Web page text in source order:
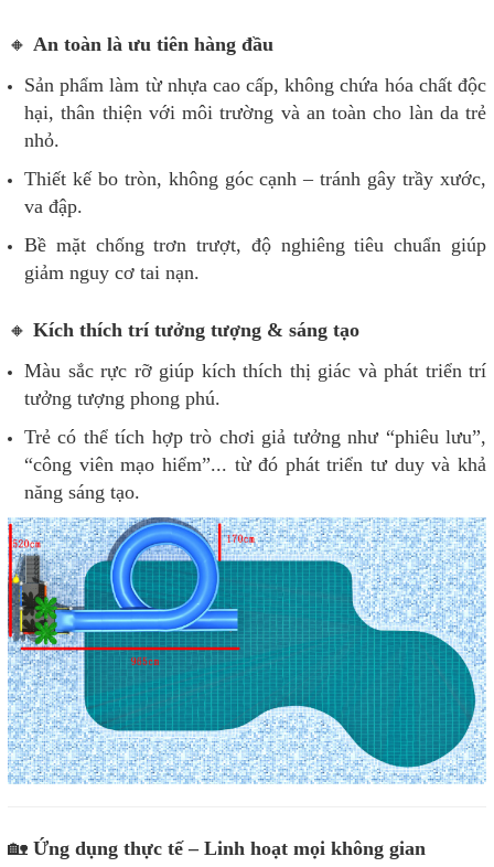
🔸 An toàn là ưu tiên hàng đầu
Sản phẩm làm từ nhựa cao cấp, không chứa hóa chất độc
hại, thân thiện với môi trường và an toàn cho làn da trẻ
nhỏ.
Thiết kế bo tròn, không góc cạnh – tránh gây trầy xước,
va đập.
Bề mặt chống trơn trượt, độ nghiêng tiêu chuẩn giúp
giảm nguy cơ tai nạn.
🔸 Kích thích trí tưởng tượng & sáng tạo
Màu sắc rực rỡ giúp kích thích thị giác và phát triển trí
tưởng tượng phong phú.
Trẻ có thể tích hợp trò chơi giả tưởng như “phiêu lưu”,
“công viên mạo hiểm”... từ đó phát triển tư duy và khả
năng sáng tạo.
🏡 Ứng dụng thực tế – Linh hoạt mọi không gian